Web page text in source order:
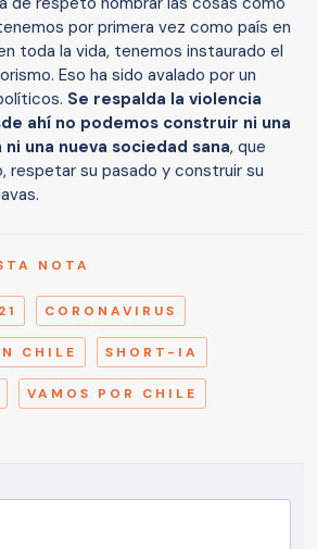
por primera vez como país en
toda la vida, tenemos instaurado el
Eso ha sido avalado por un
Se respalda la violencia
ahí no podemos construir ni una
una nueva sociedad sana, que
respetar su pasado y construir su
NOTA
CORONAVIRUS
CHILE SHORT-IA
VAMOS POR CHILE